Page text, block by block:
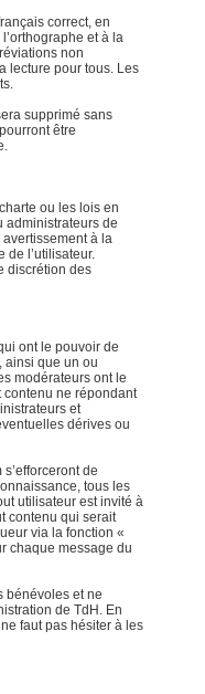
correct, en
et à la
non
lecture pour tous. Les
supprimé sans
être
ou les lois en
administrateurs de
à la
de l’utilisateur.
discrétion des
ont le pouvoir de
ainsi que un ou
modérateurs ont le
contenu ne répondant
et
dérives ou
de
tous les
utilisateur est invité à
contenu qui serait
via la fonction «
chaque message du
bénévoles et ne
de TdH. En
faut pas hésiter à les